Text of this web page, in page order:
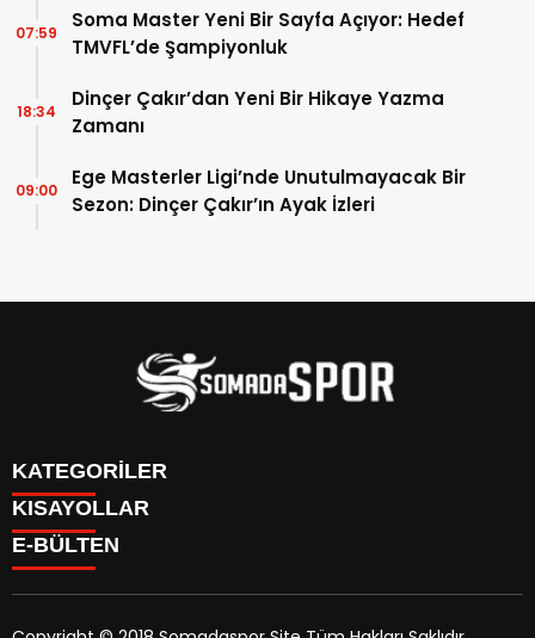
Soma Master Yeni Bir Sayfa Açıyor: Hedef
TMVFL’de Şampiyonluk
07:59
Dinçer Çakır’dan Yeni Bir Hikaye Yazma
Zamanı
18:34
Ege Masterler Ligi’nde Unutulmayacak Bir
Sezon: Dinçer Çakır’ın Ayak İzleri
09:00
KATEGORİLER
İletişim
İstatistikler & Puan Durumu & Fikstür
Yayın Politikamız
KISAYOLLAR
Genel
Somaspor
E-BÜLTEN